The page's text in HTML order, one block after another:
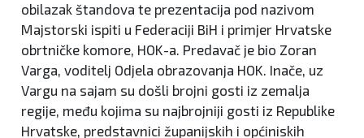
obilazak štandova te prezentacija pod nazivom
Majstorski ispiti u Federaciji BiH i primjer Hrvatske
obrtničke komore, HOK-a. Predavač je bio Zoran
Varga, voditelj Odjela obrazovanja HOK. Inače, uz
Vargu na sajam su došli brojni gosti iz zemalja
regije, među kojima su najbrojniji gosti iz Republike
Hrvatske, predstavnici županijskih i općiniskih